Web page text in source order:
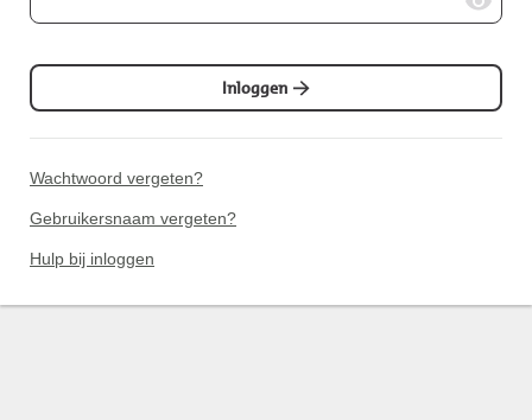
Inloggen
Wachtwoord vergeten?
Gebruikersnaam vergeten?
Hulp bij inloggen